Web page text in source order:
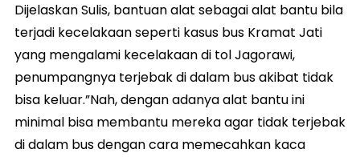
Dijelaskan Sulis, bantuan alat sebagai alat bantu bila
terjadi kecelakaan seperti kasus bus Kramat Jati
yang mengalami kecelakaan di tol Jagorawi,
penumpangnya terjebak di dalam bus akibat tidak
bisa keluar.”Nah, dengan adanya alat bantu ini
minimal bisa membantu mereka agar tidak terjebak
di dalam bus dengan cara memecahkan kaca